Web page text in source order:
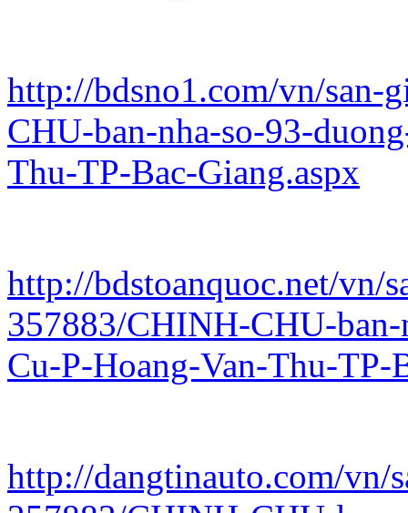
http://bdsno1.com/vn/san-
CHU-ban-nha-so-93-
Thu-TP-Bac-Giang.aspx
http://bdstoanquoc.net/vn/
357883/CHINH-CHU-
Cu-P-Hoang-Van-Thu-TP-
http://dangtinauto.com/vn/